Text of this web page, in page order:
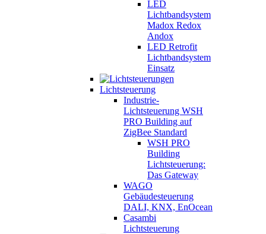
LED
Lichtbandsystem
Madox Redox
Andox
LED Retrofit
Lichtbandsystem
Einsatz
Lichtsteuerung
Industrie-
Lichtsteuerung WSH
PRO Building auf
ZigBee Standard
WSH PRO
Building
Lichtsteuerung:
Das Gateway
WAGO
Gebäudesteuerung
DALI, KNX, EnOcean
Casambi
Lichtsteuerung